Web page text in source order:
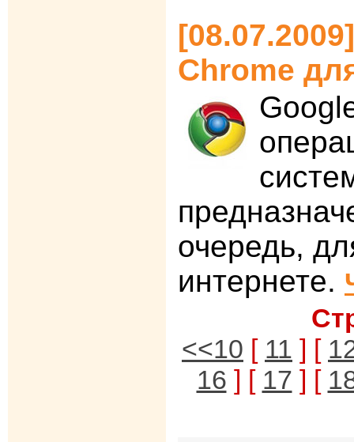
Chrome
очередь,
интернете.
<<10 [ 11 ] [
16 ] [ 17 ] [